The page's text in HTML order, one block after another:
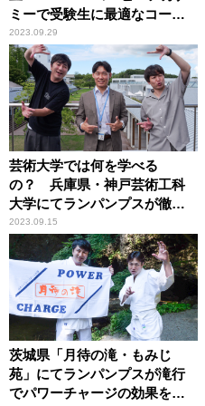
ミーで受験生に最適なコーヒ
ーの淹れ方をランパンプスが
調査！！
2023.09.29
芸術大学では何を学べる
の？ 兵庫県・神戸芸術工科
大学にてランパンプスが徹底
取材！
2023.09.15
茨城県「月待の滝・もみじ
苑」にてランパンプスが滝行
でパワーチャージの効果を検